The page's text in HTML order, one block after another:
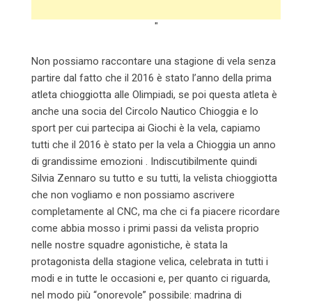
"
Non possiamo raccontare una stagione di vela senza
partire dal fatto che il 2016 è stato l’anno della prima
atleta chioggiotta alle Olimpiadi, se poi questa atleta è
anche una socia del Circolo Nautico Chioggia e lo
sport per cui partecipa ai Giochi è la vela, capiamo
tutti che il 2016 è stato per la vela a Chioggia un anno
di grandissime emozioni . Indiscutibilmente quindi
Silvia Zennaro su tutto e su tutti, la velista chioggiotta
che non vogliamo e non possiamo ascrivere
completamente al CNC, ma che ci fa piacere ricordare
come abbia mosso i primi passi da velista proprio
nelle nostre squadre agonistiche, è stata la
protagonista della stagione velica, celebrata in tutti i
modi e in tutte le occasioni e, per quanto ci riguarda,
nel modo più “onorevole” possibile: madrina di